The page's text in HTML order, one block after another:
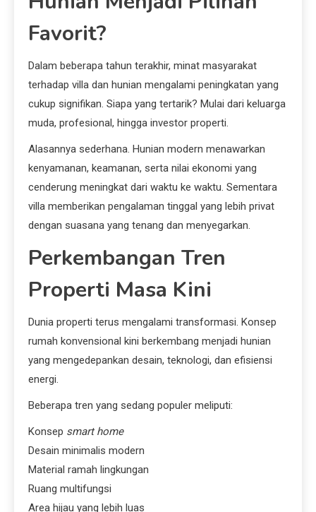
Favorit?
Dalam beberapa tahun terakhir, minat masyarakat
terhadap villa dan hunian mengalami peningkatan yang
cukup signifikan. Siapa yang tertarik? Mulai dari keluarga
muda, profesional, hingga investor properti.
Alasannya sederhana. Hunian modern menawarkan
kenyamanan, keamanan, serta nilai ekonomi yang
cenderung meningkat dari waktu ke waktu. Sementara
villa memberikan pengalaman tinggal yang lebih privat
dengan suasana yang tenang dan menyegarkan.
Perkembangan Tren
Properti Masa Kini
Dunia properti terus mengalami transformasi. Konsep
rumah konvensional kini berkembang menjadi hunian
yang mengedepankan desain, teknologi, dan efisiensi
energi.
Beberapa tren yang sedang populer meliputi:
Konsep smart home
Desain minimalis modern
Material ramah lingkungan
Ruang multifungsi
Area hijau yang lebih luas